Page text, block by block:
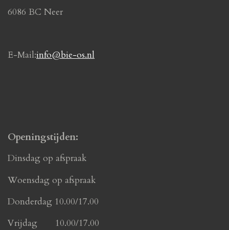
m
6086 BC Neer
E-Mail:info@bie-os.nl
Openingstijden:
Dinsdag op afspraak
Woensdag op afspraak
Donderdag 10.00/17.00
Vrijdag 10.00/17.00